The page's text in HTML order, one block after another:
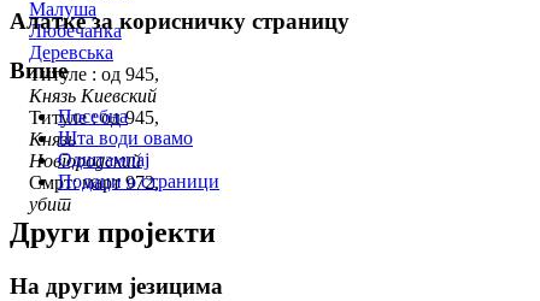
Малуша
Любечанка
Деревська
Титуле : од 945,
Князь Киевский
Титуле : од 945,
Князь
Новгородский
Смрт: март 972,
убит
Алатке за корисничку страницу
Више
Посебна
Шта води овамо
Одштампај
Подаци о страници
Други пројекти
На другим језицима